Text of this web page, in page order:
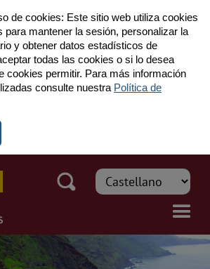
de cookies: Este sitio web utiliza cookies
para mantener la sesión, personalizar la
y obtener datos estadísticos de
todas las cookies o si lo desea
cookies permitir. Para más información
consulte nuestra Política de